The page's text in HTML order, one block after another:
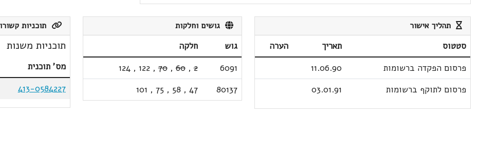
תהליך אישור
סטטוס תאריך
הערה
פרסום הפקדה ברשומות
11.06.90
פרסום לתוקף ברשומות
03.01.91
גושים וחלקות
גוש
חלקה
6091
2
,
60
,
70
,
122
,
124
80137
47
,
58
,
75
,
101
תוכניות
תוכניות משנות
מס' תוכנית
413-0584227